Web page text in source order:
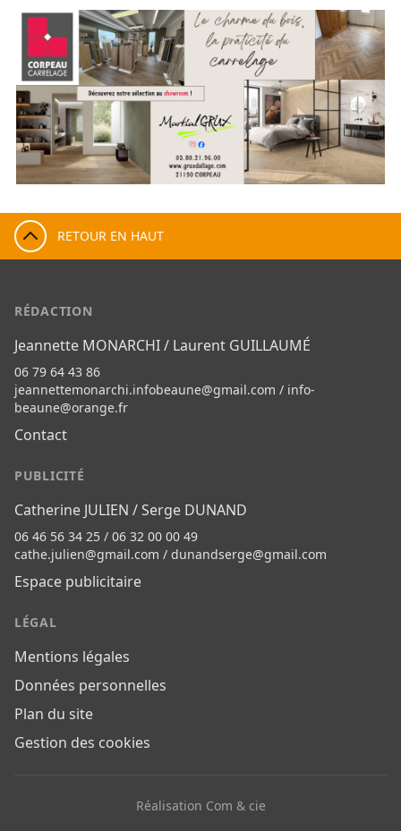
RETOUR EN HAUT
RÉDACTION
Jeannette MONARCHI / Laurent GUILLAUMÉ
06 79 64 43 86
jeannettemonarchi.infobeaune@gmail.com / info-
beaune@orange.fr
Contact
PUBLICITÉ
Catherine JULIEN / Serge DUNAND
06 46 56 34 25 / 06 32 00 00 49
cathe.julien@gmail.com / dunandserge@gmail.com
Espace publicitaire
LÉGAL
Mentions légales
Données personnelles
Plan du site
Gestion des cookies
Réalisation Com & cie